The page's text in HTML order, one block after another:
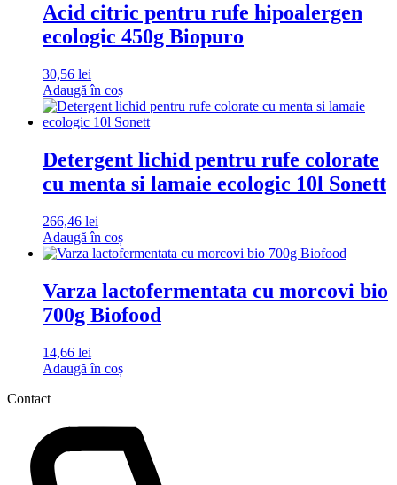
Acid citric pentru rufe hipoalergen
ecologic 450g Biopuro
30,56 lei
Adaugă în coș
Detergent lichid pentru rufe colorate
cu menta si lamaie ecologic 10l Sonett
266,46 lei
Adaugă în coș
Varza lactofermentata cu morcovi bio
700g Biofood
14,66 lei
Adaugă în coș
Contact